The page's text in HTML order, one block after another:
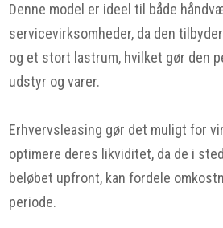
Denne model er ideel til både
servicevirksomheder, da den
og et stort lastrum, hvilket gør den
udstyr og varer.
Erhvervsleasing gør det muligt for
optimere deres likviditet, da de i
beløbet upfront, kan fordele
periode.